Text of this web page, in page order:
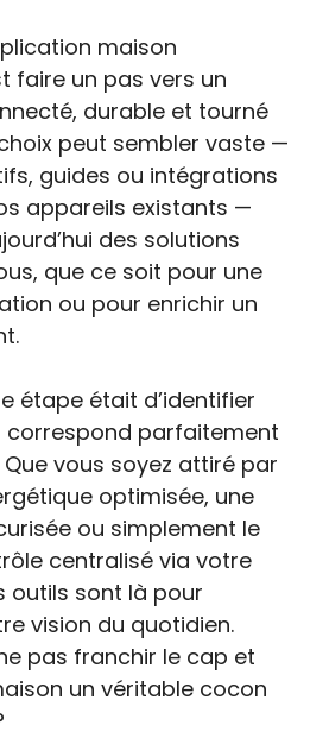
maison
faire un pas vers un
durable et tourné
choix peut sembler vaste —
guides ou intégrations
appareils existants —
des solutions
que ce soit pour une
ou pour enrichir un
étape était d’identifier
correspond parfaitement
vous soyez attiré par
optimisée, une
ou simplement le
centralisé via votre
outils sont là pour
vision du quotidien.
pas franchir le cap et
un véritable cocon